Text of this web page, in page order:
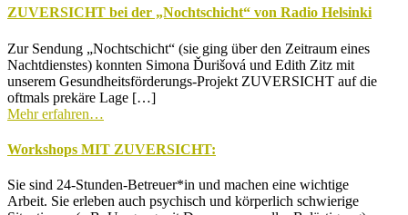
ZUVERSICHT bei der „Nochtschicht“ von Radio Helsinki
Zur Sendung „Nochtschicht“ (sie ging über den Zeitraum eines
Nachtdienstes) konnten Simona Ďurišová und Edith Zitz mit
unserem Gesundheitsförderungs-Projekt ZUVERSICHT auf die
oftmals prekäre Lage […]
Mehr erfahren…
Workshops MIT ZUVERSICHT:
Sie sind 24-Stunden-Betreuer*in und machen eine wichtige
Arbeit. Sie erleben auch psychisch und körperlich schwierige